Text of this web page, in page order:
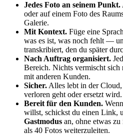
Jedes Foto an seinem Punkt.
oder auf einem Foto des
Galerie.
Mit Kontext. Füge eine
was es ist, was noch fehlt —
transkribiert, den du später
Nach Auftrag organisiert.
Bereich. Nichts vermischt
mit anderen Kunden.
Sicher. Alles lebt in der
verloren geht oder ersetzt wird.
Bereit für den Kunden.
willst, schickst du einen Link,
Gastmodus an, ohne etwas
als 40 Fotos weiterzuleiten.